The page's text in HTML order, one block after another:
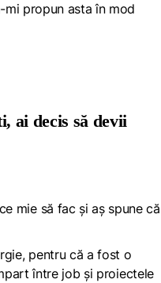
mi propun asta în mod
ai decis să devii
mie să fac și aș spune că
pentru că a fost o
între job și proiectele